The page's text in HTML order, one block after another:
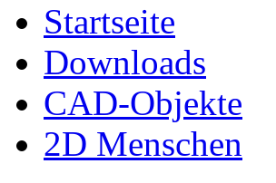
Startseite
Downloads
CAD-Objekte
2D Menschen